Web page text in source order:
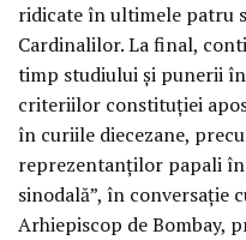
ridicate în ultimele patru
Cardinalilor. La final,
timp studiului și punerii
criteriilor constituției
în curiile diecezane,
reprezentanților papali
sinodală”, în conversație
Arhiepiscop de Bombay,